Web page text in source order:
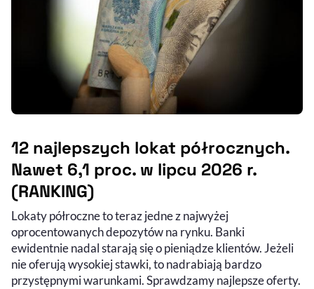
12 najlepszych lokat półrocznych.
Nawet 6,1 proc. w lipcu 2026 r.
(RANKING)
Lokaty półroczne to teraz jedne z najwyżej
oprocentowanych depozytów na rynku. Banki
ewidentnie nadal starają się o pieniądze klientów. Jeżeli
nie oferują wysokiej stawki, to nadrabiają bardzo
przystępnymi warunkami. Sprawdzamy najlepsze oferty.